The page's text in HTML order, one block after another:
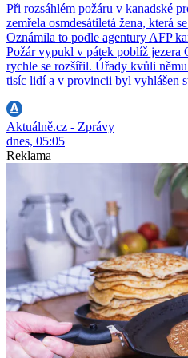
Při rozsáhlém požáru v kanadské
zemřela osmdesátiletá žena, která
Oznámila to podle agentury AFP
Požár vypukl v pátek poblíž jezera
rychle se rozšířil. Úřady kvůli
tisíc lidí a v provincii byl vyhlášen
Aktuálně.cz - Zprávy
dnes, 05:05
Reklama